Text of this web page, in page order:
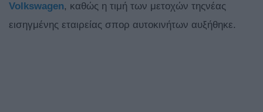
Volkswagen, καθώς η τιμή των μετοχών τηςνέας
εισηγμένης εταιρείας σπορ αυτοκινήτων αυξήθηκε.